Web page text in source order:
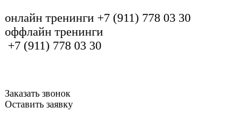
онлайн тренинги +7 (911) 778 03 30
оффлайн тренинги
+7 (911) 778 03 30
Заказать звонок
Оставить заявку